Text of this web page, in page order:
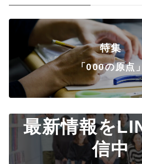
特集
「000の原点」
最新情報を
信中